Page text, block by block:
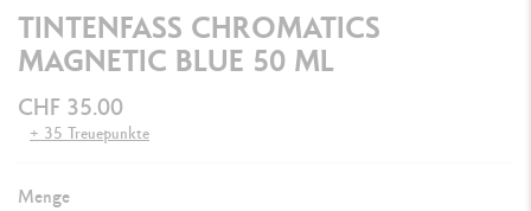
TINTENFASS CHROMATICS
MAGNETIC BLUE 50 ML
CHF 35.00
+ 35 Treuepunkte
Menge